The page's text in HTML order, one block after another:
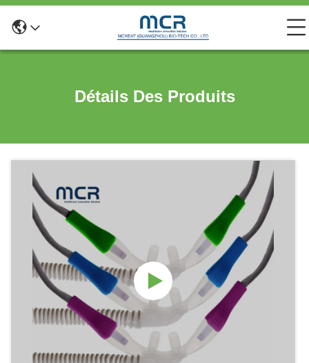
Détails Des Produits